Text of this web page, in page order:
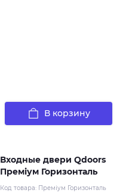
В корзину
Входные двери Qdoors
Преміум Горизонталь
Код товара: Преміум Горизонталь